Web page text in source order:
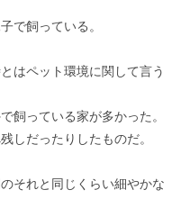
で飼っている。
はペット環境に関して言う
飼っている家が多かった。
しだったりしたものだ。
それと同じくらい細やかな